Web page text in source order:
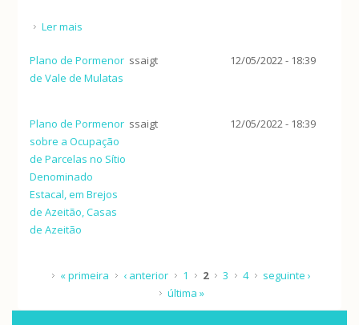
Ler mais
Azeitão, Casas de Azeitão (adequação ao RJIGT)
Plano de Pormenor
de Vale de Mulatas
ssaigt 12/05/2022 - 18:39
Plano de Pormenor
sobre a Ocupação
de Parcelas no Sítio
Denominado
Estacal, em Brejos
de Azeitão, Casas
de Azeitão
ssaigt 12/05/2022 - 18:39
Páginas« primeira ‹ anterior 1 2 3 4
seguinte ›
última »